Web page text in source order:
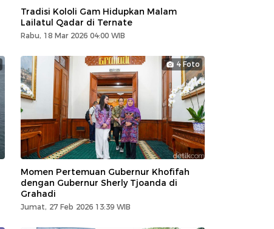
Tradisi Kololi Gam Hidupkan Malam
Lailatul Qadar di Ternate
Rabu, 18 Mar 2026 04:00 WIB
4 Foto
Momen Pertemuan Gubernur Khofifah
dengan Gubernur Sherly Tjoanda di
Grahadi
Jumat, 27 Feb 2026 13:39 WIB